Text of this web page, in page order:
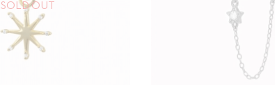
SOLD OUT